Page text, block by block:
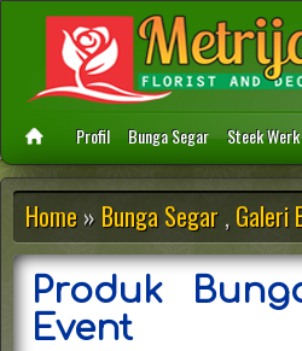
Profil Bunga Segar Steek Werk
Home » Bunga Segar , Galeri
Produk
Event